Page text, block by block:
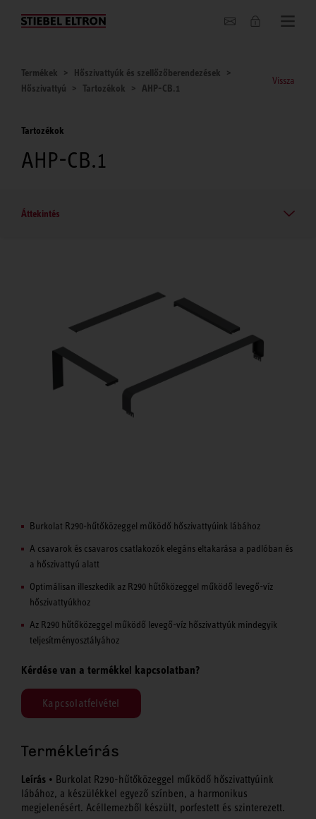
Hírek
Termékek
Hőszivattyúk és szellőzőberendezések
Hőszivattyú
Tartozékok AHP-CB.1
Vissza
Tartozékok
AHP-CB.1
Áttekintés
Burkolat R290-hűtőközeggel működő hőszivattyúink lábához
A csavarok és csavaros csatlakozók elegáns eltakarása a padlóban és
a hőszivattyú alatt
Optimálisan illeszkedik az R290 hűtőközeggel működő levegő-víz
hőszivattyúkhoz
Az R290 hűtőközeggel működő levegő-víz hőszivattyúk mindegyik
teljesítményosztályához
Kérdése van a termékkel kapcsolatban?
Kapcsolatfelvétel
Termékleírás
Leírás • Burkolat R290-hűtőközeggel működő hőszivattyúink
lábához, a készülékkel egyező színben, a harmonikus
megjelenésért. Acéllemezből készült, porfestett és szinterezett.